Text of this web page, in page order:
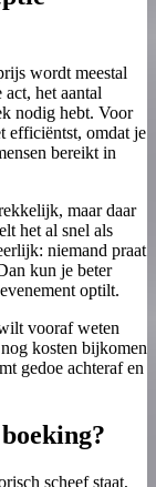
wordt meestal
het aantal
nodig hebt. Voor
efficiëntst, omdat je
bereikt in
maar daar
het al snel als
niemand praat
kun je beter
optilt.
vooraf weten
kosten bijkomen
gedoe achteraf en
scheef staat,